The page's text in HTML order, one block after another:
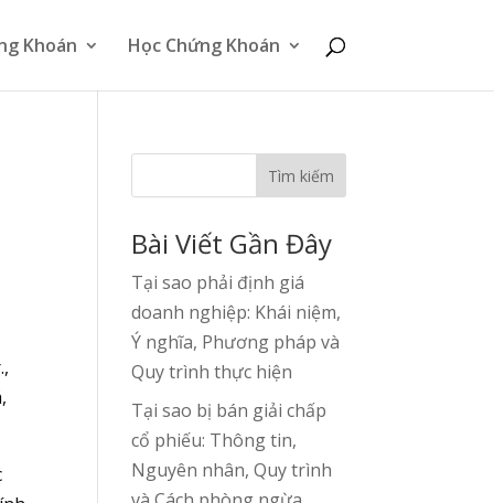
Khoán Học Chứng Khoán
Tìm kiếm
Bài Viết Gần Đây
Tại sao phải định giá
doanh nghiệp: Khái niệm,
Ý nghĩa, Phương pháp và
Quy trình thực hiện
Tại sao bị bán giải chấp
cổ phiếu: Thông tin,
Nguyên nhân, Quy trình